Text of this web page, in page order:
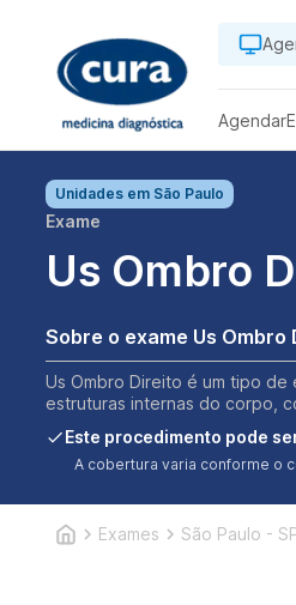
Agendar
Unidades em São Paulo
Exame
Us Ombro
Sobre o exame Us Ombro
Us Ombro Direito é um tipo
estruturas internas do corpo,
Este procedimento pode
A cobertura varia conforme o
Exames São Paulo -